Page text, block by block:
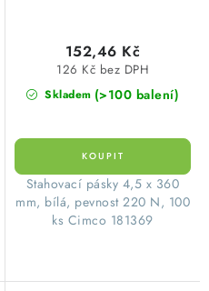
Skladem (>100 balení)
126 Kč bez DPH
152,46 Kč
Stahovací pásky 4,5 x 360
mm, bílá, pevnost 220 N, 100
ks Cimco 181369